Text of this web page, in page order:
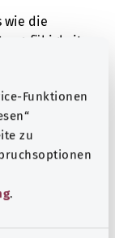
Funktionen
zu
.
wie die